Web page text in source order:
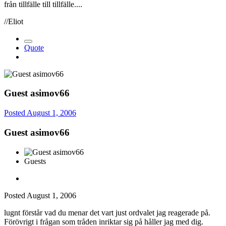
från tillfälle till tillfälle....
//Eliot
Quote
Guest asimov66
Posted August 1, 2006
Guest asimov66
Guests
Posted August 1, 2006
lugnt förstår vad du menar det vart just ordvalet jag reagerade på.
Förövrigt i frågan som tråden inriktar sig på håller jag med dig.